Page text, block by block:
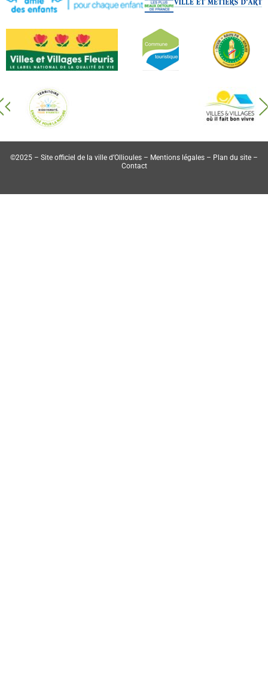
©2025 – Site officiel de la ville d’Ollioules – Mentions légales – Plan du site –
Contact